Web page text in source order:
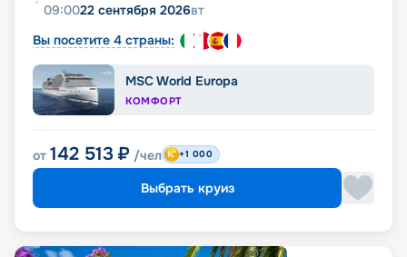
09:0022 сентября 2026вт
Вы посетите 4 страны:
MSC World Europa
КОМФОРТ
от 142 513 ₽ /чел +1 000
Выбрать круиз